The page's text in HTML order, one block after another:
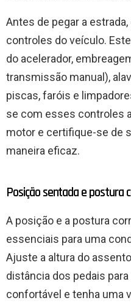
Antes de pegar a
controles do veículo.
do acelerador,
transmissão manual),
piscas, faróis e
se com esses controles
motor e certifique-se de
maneira eficaz.
Posição sentada e postura
A posição e a postura
essenciais para uma
Ajuste a altura do
distância dos pedais
confortável e tenha uma